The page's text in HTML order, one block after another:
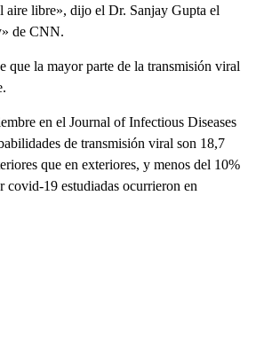
aire libre», dijo el Dr. Sanjay Gupta el
de CNN.
que la mayor parte de la transmisión viral
en el Journal of Infectious Diseases
de transmisión viral son 18,7
que en exteriores, y menos del 10%
covid-19 estudiadas ocurrieron en